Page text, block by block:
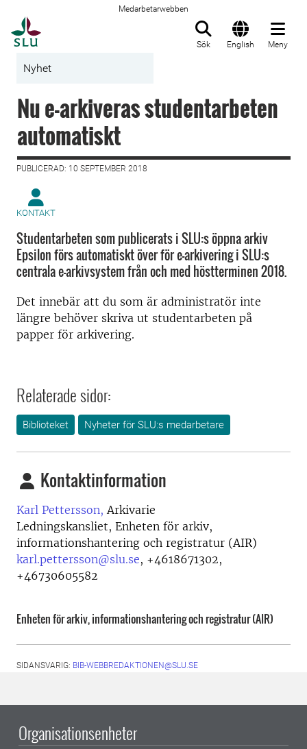
Medarbetarwebben
Sök English Meny
Nyhet
Nu e-arkiveras studentarbeten
automatiskt
PUBLICERAD: 10 SEPTEMBER 2018
KONTAKT
Studentarbeten som publicerats i SLU:s öppna arkiv
Epsilon förs automatiskt över för e-arkivering i SLU:s
centrala e-arkivsystem från och med höstterminen 2018.
Det innebär att du som är administratör inte
längre behöver skriva ut studentarbeten på
papper för arkivering.
Relaterade sidor:
Biblioteket Nyheter för SLU:s medarbetare
Kontaktinformation
Karl Pettersson, Arkivarie
Ledningskansliet, Enheten för arkiv,
informationshantering och registratur (AIR)
karl.pettersson@slu.se, +4618671302,
+46730605582
Enheten för arkiv, informationshantering och registratur (AIR)
SIDANSVARIG: BIB-WEBBREDAKTIONEN@SLU.SE
Organisationsenheter